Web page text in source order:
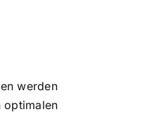
werden
optimalen